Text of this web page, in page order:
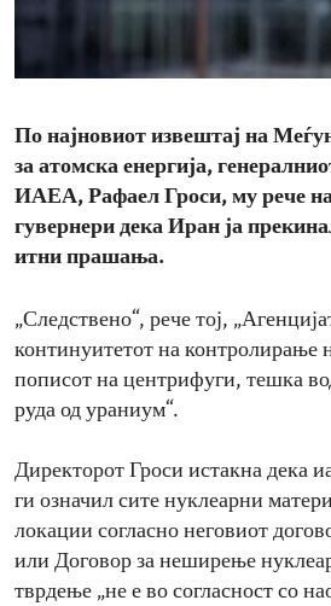
ENVIRONMENT AND HEALTH
IDEALS AND INSTITUTIONS
По најновиот извештај на
за атомска енергија,
ИАЕА, Рафаел Гроси, му рече
гувернери дека Иран ја
итни прашања.
„Следствено“, рече тој,
континуитетот на контролирање
пописот на центрифуги, тешка
руда од ураниум“.
Директорот Гроси истакна дека
ги означил сите нуклеарни
локации согласно неговиот
или Договор за неширење
тврдење „не е во согласност со